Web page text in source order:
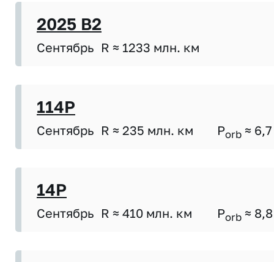
2025 B2
Сентябрь R ≈ 1233 млн. км
114P
Сентябрь R ≈ 235 млн. км Porb ≈ 6,7
14P
Сентябрь R ≈ 410 млн. км Porb ≈ 8,8